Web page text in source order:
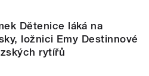
Dětenice láká na
ložnici Emy Destinnové
rytířů